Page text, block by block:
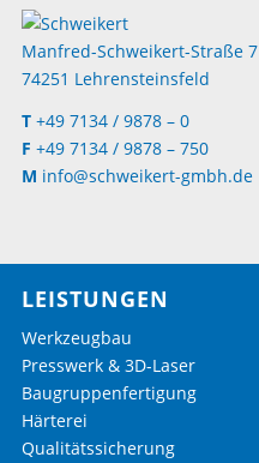
Manfred-Schweikert-Straße 7
74251 Lehrensteinsfeld
T+49 7134 / 9878 – 0
F +49 7134 / 9878 – 750
M info@schweikert-gmbh.de
LEISTUNGEN
Werkzeugbau
Presswerk & 3D-Laser
Baugruppenfertigung
Härterei
Qualitätssicherung